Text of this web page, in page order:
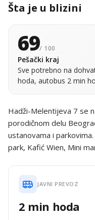
Šta je u blizini
69/ 100
Pešački kraj
Sve potrebno na
hoda, autobus 2 min
Hadži-Melentijeva 7 se
porodičnom delu
ustanovama i
park, Kafić Wien, Mini
JAVNI PREVOZ
2 min hoda